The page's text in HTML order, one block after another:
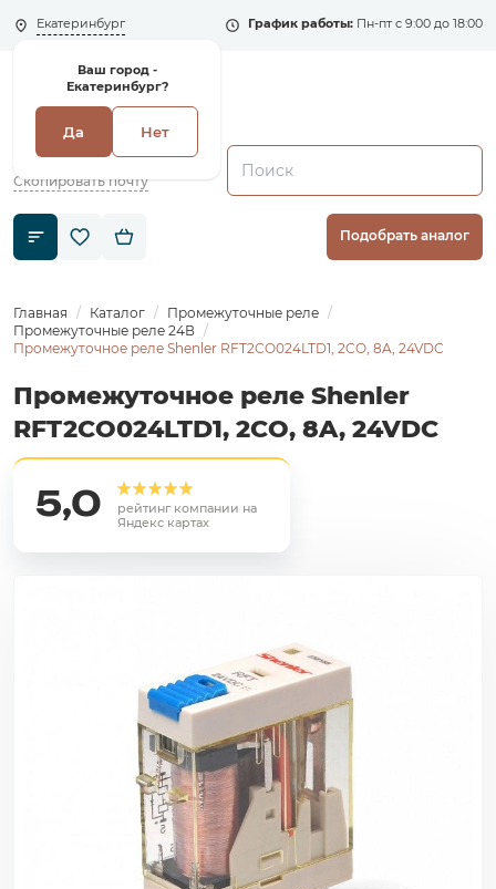
Екатеринбург
Ваш город -
Екатеринбург?
Да Нет
График работы: Пн-пт с 9:00 до 18:00
Скопировать почту
Подобрать аналог
Главная Каталог
Промежуточные реле
Промежуточные реле 24В
Промежуточное реле Shenler RFT2CO024LTD1, 2CO, 8A, 24VDC
Промежуточное реле Shenler
RFT2CO024LTD1, 2CO, 8A, 24VDC
5,0
рейтинг компании на
Яндекс картах